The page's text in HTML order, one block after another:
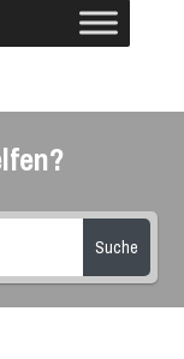
Suche